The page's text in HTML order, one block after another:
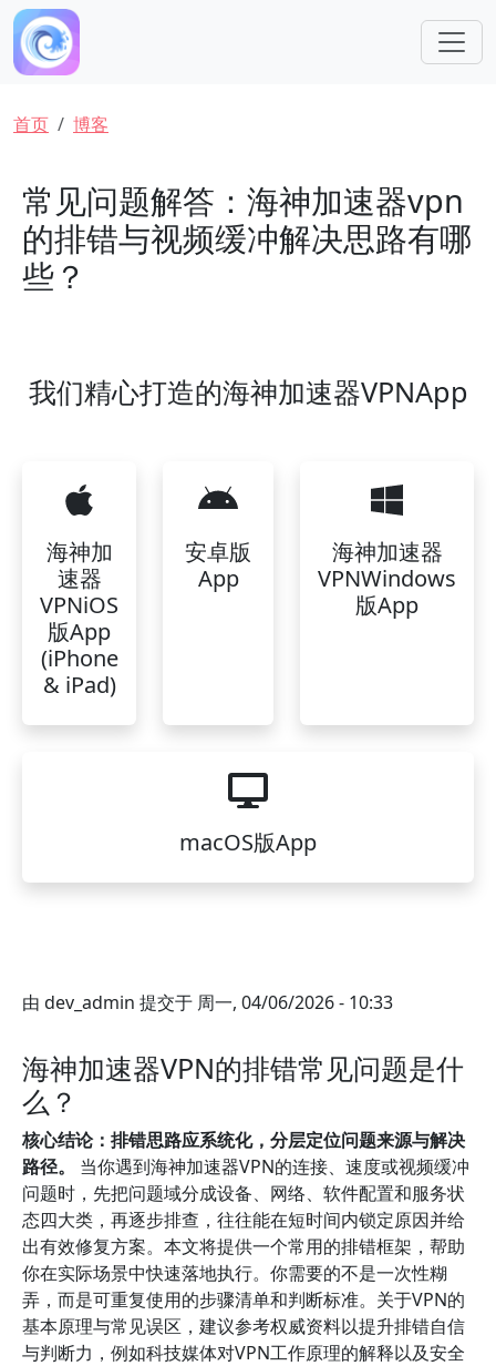
跳转到主要内容
面包屑
首页 博客
常见问题解答：海神加速器vpn
的排错与视频缓冲解决思路有哪
些？
我们精心打造的海神加速器VPNApp
海神加
速器
VPNiOS
版App
(iPhone
& iPad)
安卓版
App
海神加速器
VPNWindows
版App
macOS版App
由 dev_admin 提交于 周一, 04/06/2026 - 10:33
海神加速器VPN的排错常见问题是什
么？
核心结论：排错思路应系统化，分层定位问题来源与解决
路径。
当你遇到海神加速器VPN的连接、速度或视频缓冲
问题时，先把问题域分成设备、网络、软件配置和服务状
态四大类，再逐步排查，往往能在短时间内锁定原因并给
出有效修复方案。本文将提供一个常用的排错框架，帮助
你在实际场景中快速落地执行。你需要的不是一次性糊
弄，而是可重复使用的步骤清单和判断标准。关于VPN的
基本原理与常见误区，建议参考权威资料以提升排错自信
与判断力，例如科技媒体对VPN工作原理的解释以及安全